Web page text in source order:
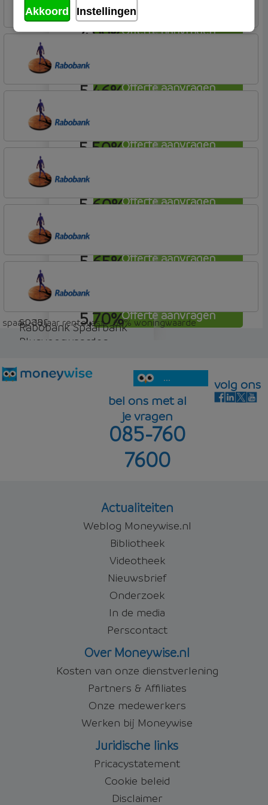
Offerte aanvragen
4,99%
Offerte aanvragen
spaar
5,46%
Offerte aanvragen
Rabobank Spaarbank
Plusvoorwaarden (Incl. Korting)
spaar
5,50%
Offerte aanvragen
Rabobank Spaarbank
Plusvoorwaarden (Incl. Korting)
spaar
5,60%
Offerte aanvragen
Rabobank Spaarbank
Plusvoorwaarden (Incl. Korting)
spaar
5,65%
Offerte aanvragen
Rabobank Spaarbank
Plusvoorwaarden
spaar
5,70%
Offerte aanvragen
Rabobank Spaarbank
Plusvoorwaarden
spaar
5,80%
Offerte aanvragen
Rabobank Spaarbank
Plusvoorwaarden
spaar
5,85%
spaar - 15 jaar rentevast - 60% woningwaarde
...
bel ons met al
je vragen
085-760
7600
volg ons
Actualiteiten
Weblog Moneywise.nl
Bibliotheek
Videotheek
Nieuwsbrief
Onderzoek
In de media
Perscontact
Over Moneywise.nl
Kosten van onze dienstverlening
Partners & Affiliates
Onze medewerkers
Werken bij Moneywise
Juridische links
Pricacystatement
Cookie beleid
Disclaimer
Akkoord Instellingen